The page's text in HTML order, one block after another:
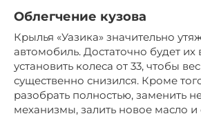
Облегчение кузова
Крылья «Уазика» значительно
автомобиль. Достаточно будет их
установить колеса от 33, чтобы
существенно снизился. Кроме
разобрать полностью, заменить
механизмы, залить новое масло и